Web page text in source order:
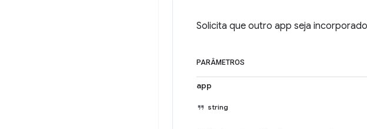
Solicita que outro app seja
PARÂMETROS
app
string